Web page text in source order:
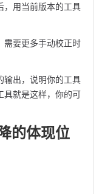
，用当前版本的工具
需要更多手动校正时
输出，说明你的工具
具就是这样，你的可
的体现位